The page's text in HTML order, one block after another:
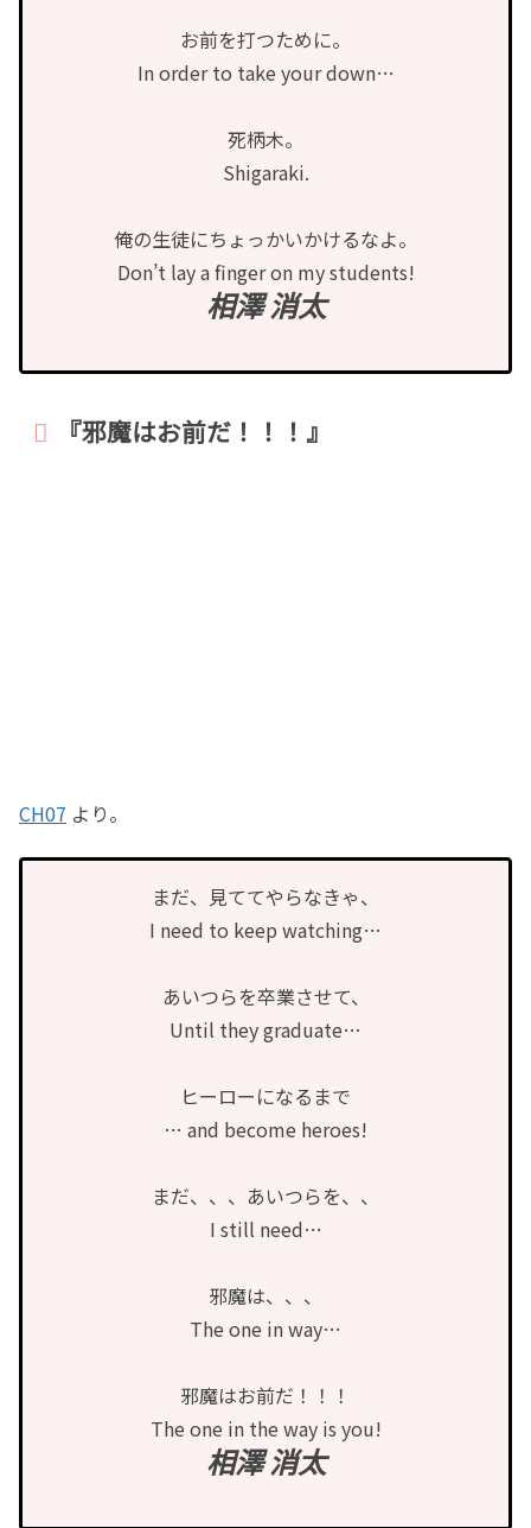
お前を打つために。
In order to take your down…
死柄木。
Shigaraki.
俺の生徒にちょっかいかけるなよ。
Don’t lay a finger on my students!
相澤 消太
『邪魔はお前だ！！！』
CH07 より。
まだ、見ててやらなきゃ、
I need to keep watching…
あいつらを卒業させて、
Until they graduate…
ヒーローになるまで
… and become heroes!
まだ、、、あいつらを、、
I still need…
邪魔は、、、
The one in way…
邪魔はお前だ！！！
The one in the way is you!
相澤 消太